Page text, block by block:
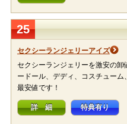
25
セクシーランジェリーアイズ
セクシーランジェリーを激安の
ードール、デディ、コスチュー
最安値です！
詳 細 特典有り